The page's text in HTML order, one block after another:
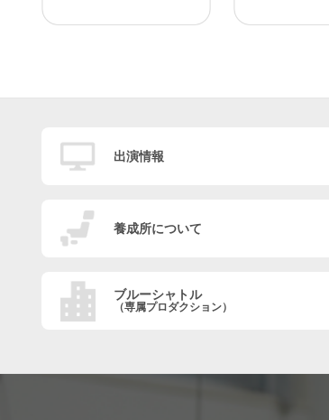
出演情報
養成所について
ブルーシャトル
（専属プロダクション）